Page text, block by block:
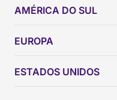
AMÉRICA DO SUL
Brasil
Colômbia
EUROPA
ESTADOS UNIDOS